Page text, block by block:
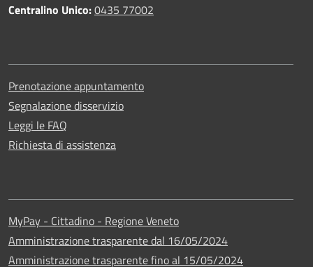
Centralino Unico:0435 77002
Prenotazione appuntamento
Segnalazione disservizio
Leggi le FAQ
Richiesta di assistenza
MyPay - Cittadino - Regione Veneto
Amministrazione trasparente dal 16/05/2024
Amministrazione trasparente fino al 15/05/2024